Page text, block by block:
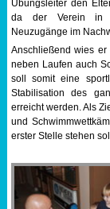
Übungsleiter den
da der Verein in
Neuzugänge im
Anschließend wies
neben Laufen auch
soll somit eine
Stabilisation des
erreicht werden. Als
und
erster Stelle stehen
Sportabzeichen
Tempo & Gymnastik